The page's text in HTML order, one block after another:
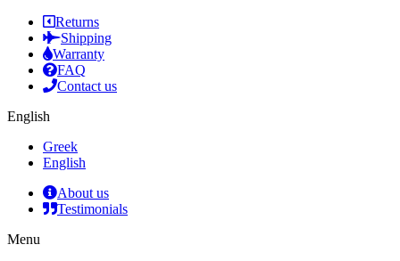
Returns
Shipping
Warranty
FAQ
Contact us
English
Greek
English
About us
Testimonials
Menu